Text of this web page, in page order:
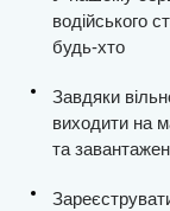
водійського
будь-хто
Завдяки
виходити на
та